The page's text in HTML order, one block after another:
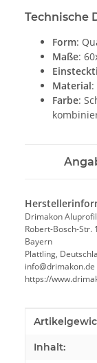
Technische
Form:
Maße:
Material
Farbe:
Drimakon
Robert-Bosch-Str. 1
Bayern
Plattling,
info@drimakon.de
https://
Wert
Inhalt: